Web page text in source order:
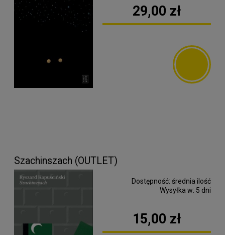
29,00 zł
Szachinszach (OUTLET)
Dostępność: średnia ilość
Wysyłka w: 5 dni
15,00 zł